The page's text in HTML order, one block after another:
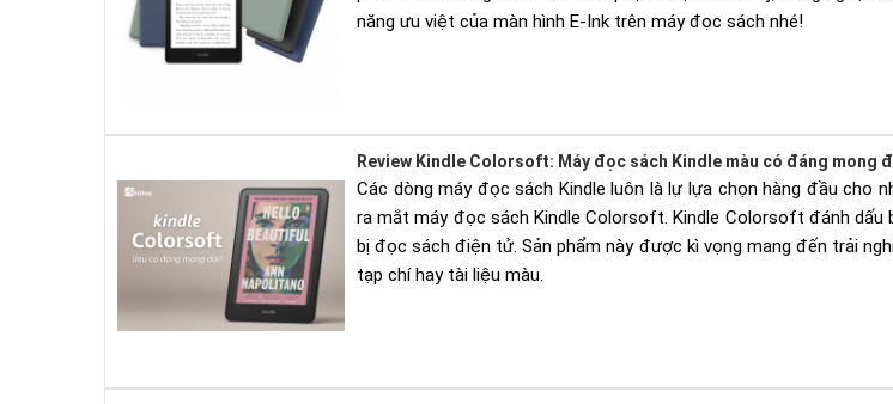
năng ưu việt của màn hình E-Ink trên máy đọc sách nhé!
Review Kindle Colorsoft: Máy đọc sách Kindle màu có đáng mong
Các dòng máy đọc sách Kindle luôn là lự lựa chọn hàng đầu cho
ra mắt máy đọc sách Kindle Colorsoft. Kindle Colorsoft đánh
bị đọc sách điện tử. Sản phẩm này được kì vọng mang đến trải
tạp chí hay tài liệu màu.